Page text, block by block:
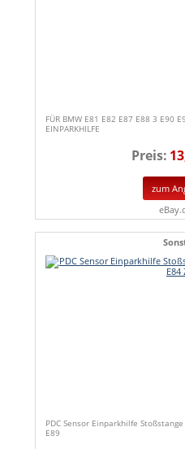
FÜR BMW E81 E82 E87 E88 3 E90
EINPARKHILFE
Preis:
zum
PDC Sensor Einparkhilfe
E89